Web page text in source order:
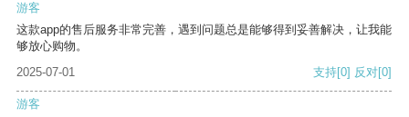
游客
这款app的售后服务非常完善，遇到问题总是能够得到妥善解决，让我能
够放心购物。
2025-07-01
支持[0] 反对[0]
游客